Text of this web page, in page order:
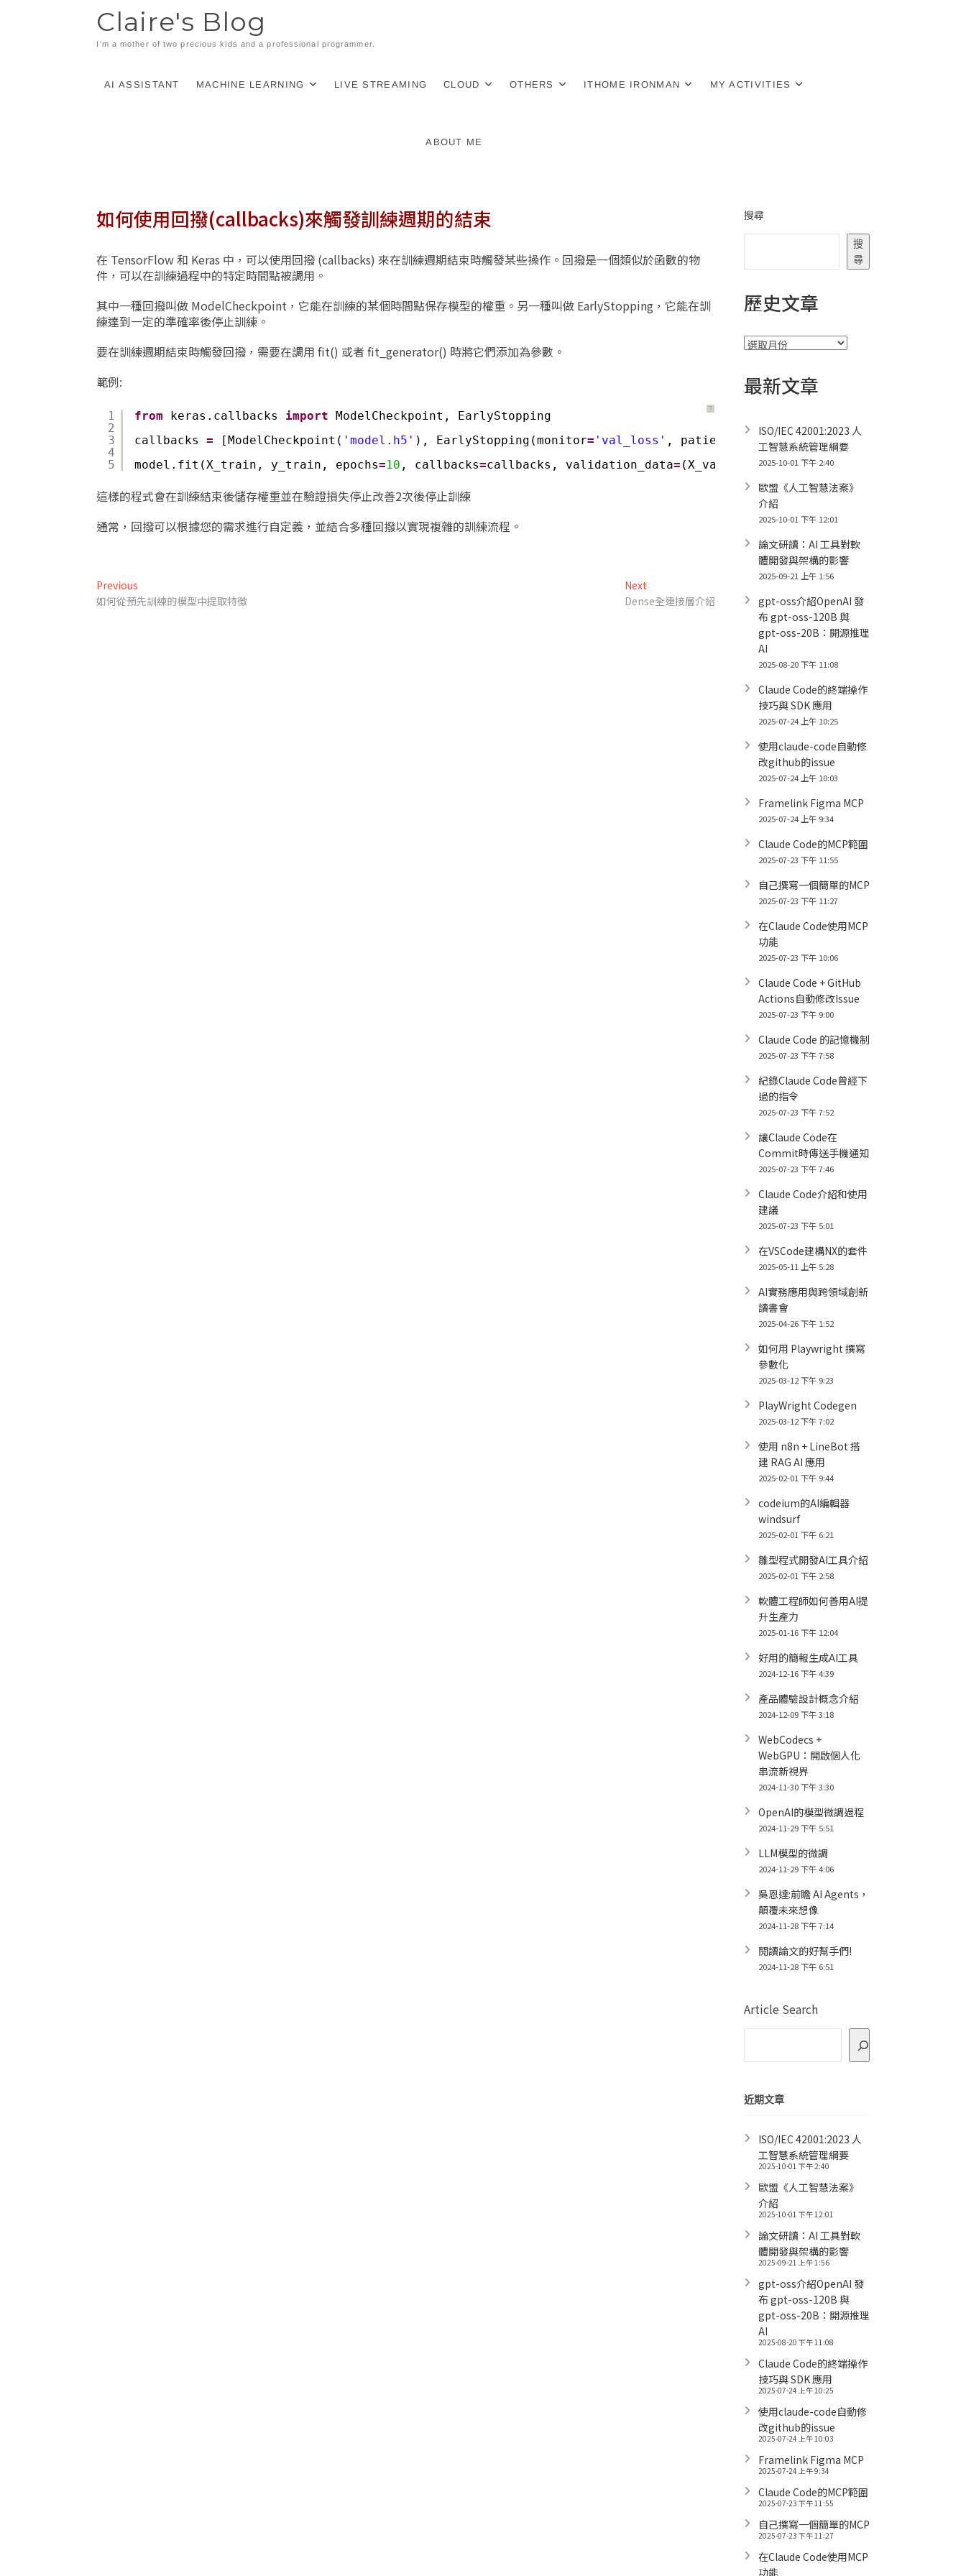
Claire's Blog
I'm a mother of two precious kids and a professional programmer.
AI ASSISTANT MACHINE LEARNING LIVE STREAMING CLOUD OTHERS ITHOME IRONMAN MY ACTIVITIES
ABOUT ME
如何使用回撥(callbacks)來觸發訓練週期的結束
在 TensorFlow 和 Keras 中，可以使用回撥 (callbacks) 來在訓練週期結束時觸發某些操作。回撥是一個類似於函數的物
件，可以在訓練過程中的特定時間點被調用。
其中一種回撥叫做 ModelCheckpoint，它能在訓練的某個時間點保存模型的權重。另一種叫做 EarlyStopping，它能在訓
練達到一定的準確率後停止訓練。
要在訓練週期結束時觸發回撥，需要在調用 fit() 或者 fit_generator() 時將它們添加為參數。
範例:
？
1
2
3
4
5
from keras.callbacks import
ModelCheckpoint, EarlyStopping
callbacks = [ModelCheckpoint( 'model.h5' ), EarlyStopping(monitor= 'val_loss' , patience
)]
model.fit(X_train, y_train, epochs=10 , callbacks=callbacks, validation_data= (X_val, y_val))
這樣的程式會在訓練結束後儲存權重並在驗證損失停止改善2次後停止訓練
通常，回撥可以根據您的需求進行自定義，並結合多種回撥以實現複雜的訓練流程。
文
章
Previous
post:
如何從預先訓練的模型中提取特徵
NextNext
post:
Dense全連接層介紹
搜尋
搜
尋
歷史文章
彙
最新文章
ISO/IEC 42001:2023 人
工智慧系統管理綱要
2025-10-01 下午 2:40
歐盟《人工智慧法案》
介紹
2025-10-01 下午 12:01
論文研讀：AI 工具對軟
體開發與架構的影響
2025-09-21 上午 1:56
gpt-oss介紹OpenAI 發
布 gpt-oss-120B 與
gpt-oss-20B：開源推理
AI
2025-08-20 下午 11:08
Claude Code的終端操作
技巧與 SDK 應用
2025-07-24 上午 10:25
使用claude-code自動修
改github的issue
2025-07-24 上午 10:03
Framelink Figma MCP
2025-07-24 上午 9:34
Claude Code的MCP範圍
2025-07-23 下午 11:55
自己撰寫一個簡單的MCP
2025-07-23 下午 11:27
在Claude Code使用MCP
功能
2025-07-23 下午 10:06
Claude Code + GitHub
Actions自動修改Issue
2025-07-23 下午 9:00
Claude Code 的記憶機制
2025-07-23 下午 7:58
紀錄Claude Code曾經下
過的指令
2025-07-23 下午 7:52
讓Claude Code在
Commit時傳送手機通知
2025-07-23 下午 7:46
Claude Code介紹和使用
建議
2025-07-23 下午 5:01
在VSCode建構NX的套件
2025-05-11 上午 5:28
AI實務應用與跨領域創新
讀書會
2025-04-26 下午 1:52
如何用 Playwright 撰寫
參數化
2025-03-12 下午 9:23
PlayWright Codegen
2025-03-12 下午 7:02
使用 n8n + LineBot 搭
建 RAG AI 應用
2025-02-01 下午 9:44
codeium的AI編輯器
windsurf
2025-02-01 下午 6:21
雛型程式開發AI工具介紹
2025-02-01 下午 2:58
軟體工程師如何善用AI提
升生產力
2025-01-16 下午 12:04
好用的簡報生成AI工具
2024-12-16 下午 4:39
產品體驗設計概念介紹
2024-12-09 下午 3:18
WebCodecs +
WebGPU：開啟個人化
串流新視界
2024-11-30 下午 3:30
OpenAI的模型微調過程
2024-11-29 下午 5:51
LLM模型的微調
2024-11-29 下午 4:06
吳恩達:前瞻 AI Agents，
顛覆未來想像
2024-11-28 下午 7:14
閱讀論文的好幫手們!
2024-11-28 下午 6:51
Article Search
近期文章
ISO/IEC 42001:2023 人
工智慧系統管理綱要
2025-10-01 下午 2:40
歐盟《人工智慧法案》
介紹
2025-10-01 下午 12:01
論文研讀：AI 工具對軟
體開發與架構的影響
2025-09-21 上午 1:56
gpt-oss介紹OpenAI 發
布 gpt-oss-120B 與
gpt-oss-20B：開源推理
AI
2025-08-20 下午 11:08
Claude Code的終端操作
技巧與 SDK 應用
2025-07-24 上午 10:25
使用claude-code自動修
改github的issue
2025-07-24 上午 10:03
Framelink Figma MCP
2025-07-24 上午 9:34
Claude Code的MCP範圍
2025-07-23 下午 11:55
自己撰寫一個簡單的MCP
2025-07-23 下午 11:27
在Claude Code使用MCP
功能